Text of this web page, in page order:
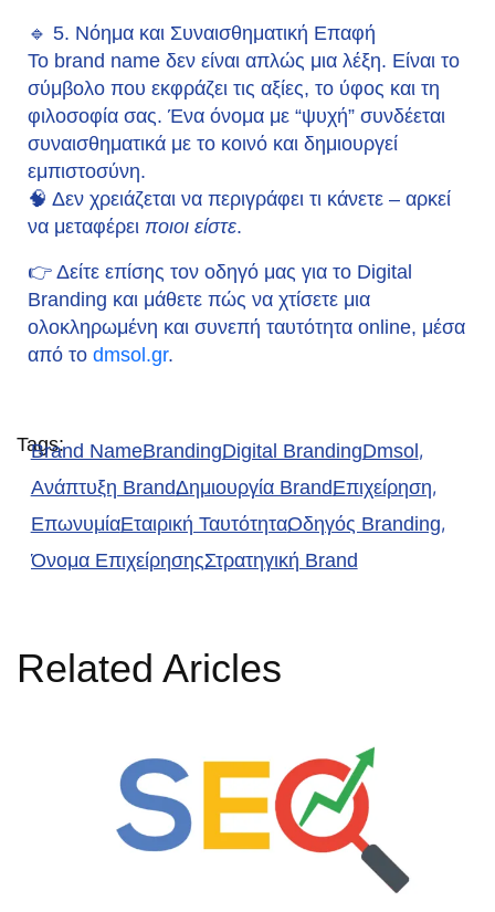
🔹 5. Νόημα και Συναισθηματική Επαφή
Το brand name δεν είναι απλώς μια λέξη. Είναι το
σύμβολο που εκφράζει τις αξίες, το ύφος και τη
φιλοσοφία σας. Ένα όνομα με “ψυχή” συνδέεται
συναισθηματικά με το κοινό και δημιουργεί
εμπιστοσύνη.
🧠 Δεν χρειάζεται να περιγράφει τι κάνετε – αρκεί
να μεταφέρει ποιοι είστε.
👉 Δείτε επίσης τον οδηγό μας για το Digital
Branding και μάθετε πώς να χτίσετε μια
ολοκληρωμένη και συνεπή ταυτότητα online, μέσα
από το dmsol.gr.
Tags:
Brand NameBrandingDigital BrandingDmsol
Ανάπτυξη BrandΔημιουργία BrandΕπιχείρηση
ΕπωνυμίαΕταιρική ΤαυτότηταΟδηγός Branding
Όνομα ΕπιχείρησηςΣτρατηγική Brand
Related Aricles